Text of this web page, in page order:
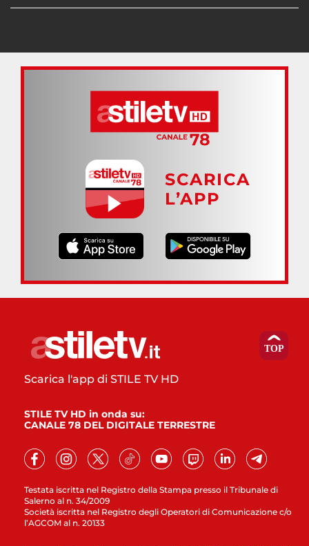
SCARICA
L’APP
Testata iscritta nel Registro della Stampa presso il Tribunale di
Salerno al n. 34/2009
Società iscritta nel Registro degli Operatori di Comunicazione c/o
l’AGCOM al n. 20133
Scarica l'app di STILE TV HD
STILE TV HD in onda su:
CANALE 78 DEL DIGITALE TERRESTRE